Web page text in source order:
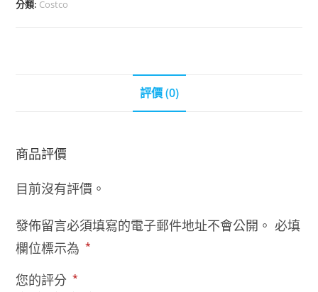
分類: Costco
評價 (0)
商品評價
目前沒有評價。
發佈留言必須填寫的電子郵件地址不會公開。 必填
欄位標示為 *
您的評分 *